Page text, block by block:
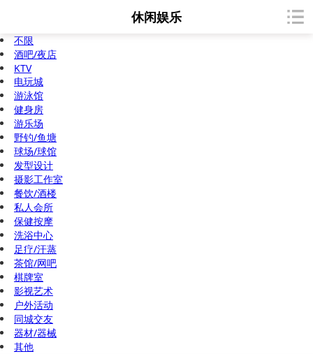
休闲娱乐
不限
酒吧/夜店
KTV
电玩城
游泳馆
健身房
游乐场
野钓/鱼塘
球场/球馆
发型设计
摄影工作室
餐饮/酒楼
私人会所
保健按摩
洗浴中心
足疗/汗蒸
茶馆/网吧
棋牌室
影视艺术
户外活动
同城交友
器材/器械
其他